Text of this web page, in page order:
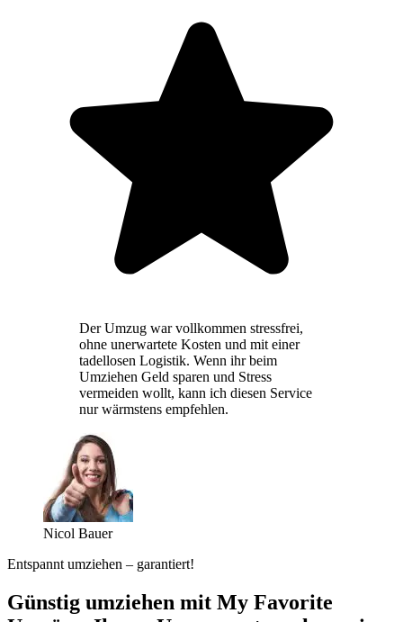
Der Umzug war vollkommen stressfrei,
ohne unerwartete Kosten und mit einer
tadellosen Logistik. Wenn ihr beim
Umziehen Geld sparen und Stress
vermeiden wollt, kann ich diesen Service
nur wärmstens empfehlen.
Nicol Bauer
Entspannt umziehen – garantiert!
Günstig umziehen mit My Favorite